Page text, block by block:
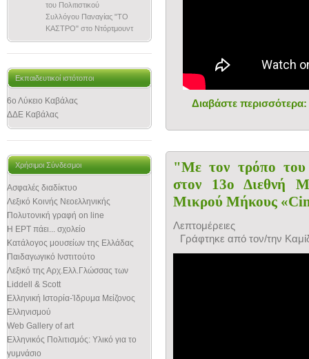
του Πολιτιστικού
Συλλόγου Παναγίας "ΤΟ
ΚΑΣΤΡΟ" στο Ντόρτμουντ
Εκπαιδευτικοί ιστότοποι
6ο Λύκειο Καβάλας
ΔΔΕ Καβάλας
Χρήσιμοι Σύνδεσμοι
Ασφαλές διαδίκτυο
Λεξικό Κοινής Νεοελληνικής
Πολυτονική γραφή on line
Η ΕΡΤ πάει... σχολείο
Κατάλογος μουσείων της Ελλάδας
Παιδαγωγικό Ινστιτούτο
Λεξικό της Αρχ.Ελλ.Γλώσσας των
Liddell & Scott
Ελληνική Ιστορία-Ίδρυμα Μείζονος
Ελληνισμού
Web Gallery of art
Ελληνικός Πολιτισμός: Υλικό για το
γυμνάσιο
Διαβάστε
"Με τον τρόπο
στον 13ο Διεθνή
Μικρού Μήκους
Λεπτομέρειες
Γράφτηκε από τον/την